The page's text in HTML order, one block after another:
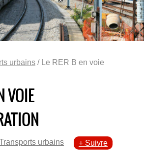
urbains / Le RER B en voie
VOIE
urbains + Suivre